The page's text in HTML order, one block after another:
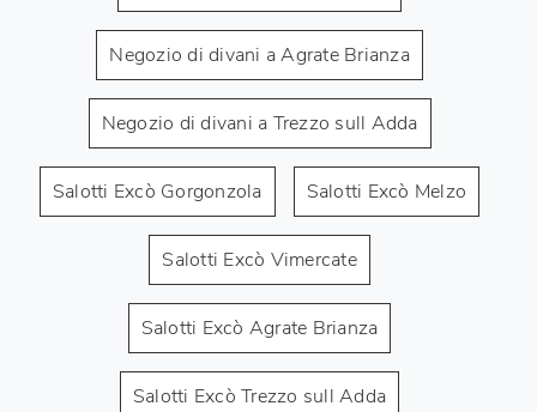
Negozio di divani a Agrate Brianza
Negozio di divani a Trezzo sull Adda
Salotti Excò Gorgonzola Salotti Excò Melzo
Salotti Excò Vimercate
Salotti Excò Agrate Brianza
Salotti Excò Trezzo sull Adda